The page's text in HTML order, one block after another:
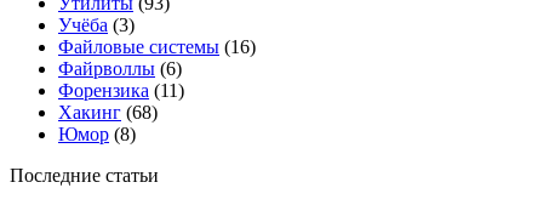
Учёба (3)
Файловые системы (16)
Файрволлы (6)
Форензика (11)
Хакинг (68)
Юмор (8)
Последние статьи